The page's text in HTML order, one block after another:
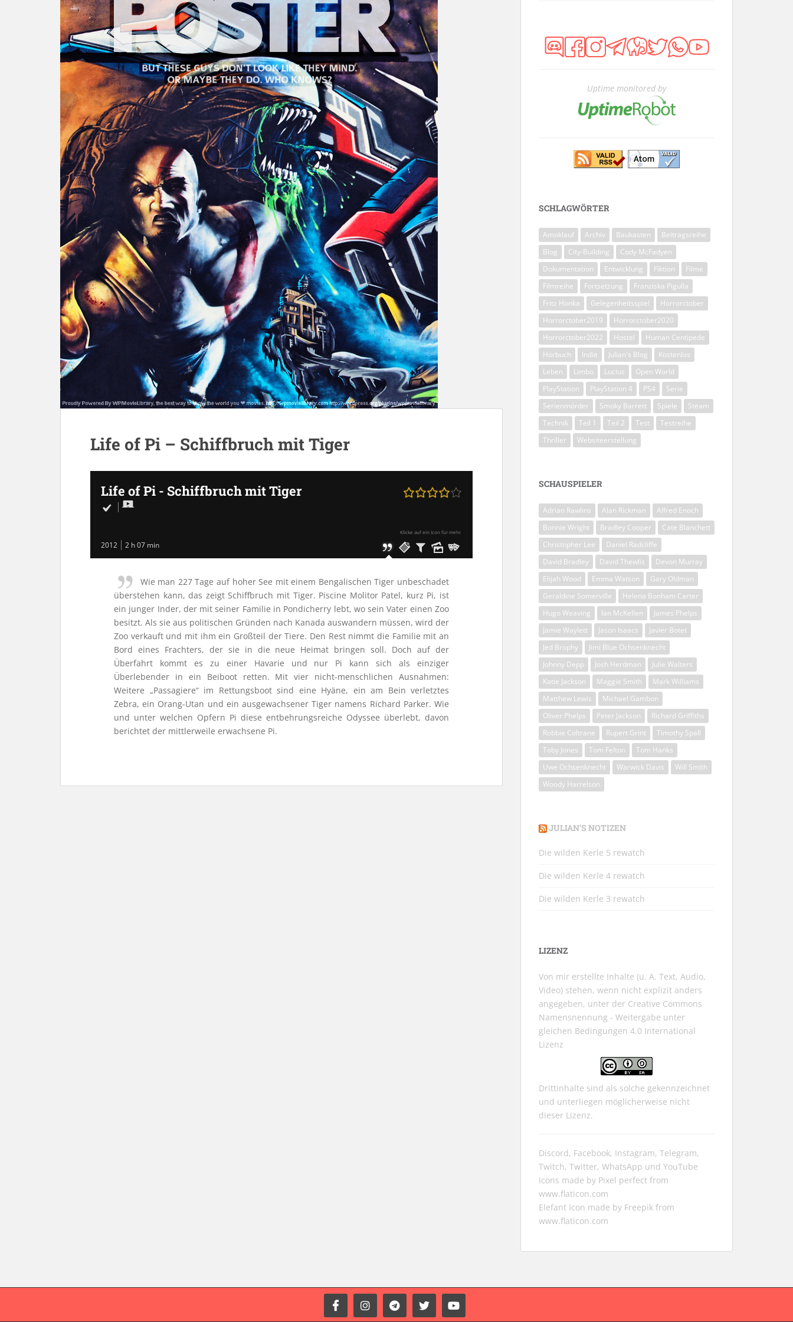
Life of Pi – Schiffbruch mit Tiger
Life of Pi - Schiffbruch mit Tiger
2012 2 h 07 min
Klicke auf ein Icon für mehr
Wie man 227 Tage auf hoher See mit einem Bengalischen Tiger unbeschadet
überstehen kann, das zeigt Schiffbruch mit Tiger. Piscine Molitor Patel, kurz Pi, ist
ein junger Inder, der mit seiner Familie in Pondicherry lebt, wo sein Vater einen Zoo
besitzt. Als sie aus politischen Gründen nach Kanada auswandern müssen, wird der
Zoo verkauft und mit ihm ein Großteil der Tiere. Den Rest nimmt die Familie mit an
Bord eines Frachters, der sie in die neue Heimat bringen soll. Doch auf der
Überfahrt kommt es zu einer Havarie und nur Pi kann sich als einziger
Überlebender in ein Beiboot retten. Mit vier nicht-menschlichen Ausnahmen:
Weitere „Passagiere“ im Rettungsboot sind eine Hyäne, ein am Bein verletztes
Zebra, ein Orang-Utan und ein ausgewachsener Tiger namens Richard Parker. Wie
und unter welchen Opfern Pi diese entbehrungsreiche Odyssee überlebt, davon
berichtet der mittlerweile erwachsene Pi.
Uptime monitored by
SCHLAGWÖRTER
Amoklauf Archiv Baukasten
Beitragsreihe
Blog
City-Building
Cody McFadyen
Dokumentation
Entwicklung Fiktion
Filme
Filmreihe
Fortsetzung
Franziska Pigulla
Fritz Honka
Gelegenheitsspiel
Horrorctober
Horrorctober2019
Horrorctober2020
Horrorctober2022
Hostel
Human Centipede
Hörbuch
Indie Julian's Blog
Kostenlos
Leben
Limbo Lucius
Open World
PlayStation
PlayStation 4 PS4
Serie
Serienmörder
Smoky Barrett Spiele
Steam
Technik
Teil 1 Teil 2 Test
Testreihe
Thriller
Websiteerstellung
SCHAUSPIELER
Adrian Rawlins Alan Rickman
Alfred Enoch
Bonnie Wright
Bradley Cooper
Cate Blanchett
Christopher Lee
Daniel Radcliffe
David Bradley
David Thewlis
Devon Murray
Elijah Wood
Emma Watson
Gary Oldman
Geraldine Somerville
Helena Bonham Carter
Hugo Weaving
Ian McKellen
James Phelps
Jamie Waylett
Jason Isaacs
Javier Botet
Jed Brophy
Jimi Blue Ochsenknecht
Johnny Depp
Josh Herdman
Julie Walters
Katie Jackson
Maggie Smith
Mark Williams
Matthew Lewis
Michael Gambon
Oliver Phelps
Peter Jackson
Richard Griffiths
Robbie Coltrane
Rupert Grint
Timothy Spall
Toby Jones
Tom Felton
Tom Hanks
Uwe Ochsenknecht
Warwick Davis
Will Smith
Woody Harrelson
JULIAN’S NOTIZEN
Die wilden Kerle 5 rewatch
Die wilden Kerle 4 rewatch
Die wilden Kerle 3 rewatch
LIZENZ
Von mir erstellte Inhalte (u. A. Text, Audio,
Video) stehen, wenn nicht explizit anders
angegeben, unter der Creative Commons
Namensnennung - Weitergabe unter
gleichen Bedingungen 4.0 International
Lizenz
Drittinhalte sind als solche gekennzeichnet
und unterliegen möglicherweise nicht
dieser Lizenz.
Discord, Facebook, Instagram, Telegram,
Twitch, Twitter, WhatsApp und YouTube
Icons made by Pixel perfect from
www.flaticon.com
Elefant Icon made by Freepik from
www.flaticon.com